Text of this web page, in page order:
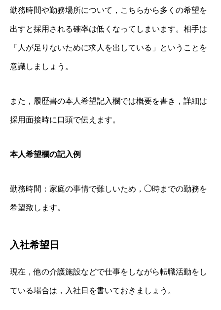
勤務時間や勤務場所について，こちらから多くの希望を
出すと採用される確率は低くなってしまいます。相手は
「人が足りないために求人を出している」ということを
意識しましょう。
また，履歴書の本人希望記入欄では概要を書き，詳細は
採用面接時に口頭で伝えます。
本人希望欄の記入例
勤務時間：家庭の事情で難しいため，◯時までの勤務を
希望致します。
入社希望日
現在，他の介護施設などで仕事をしながら転職活動をし
ている場合は，入社日を書いておきましょう。